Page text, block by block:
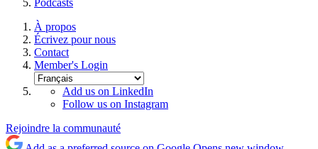
Podcasts
À propos
Écrivez pour nous
Contact
Member's Login
Add us on LinkedIn
Follow us on Instagram
Rejoindre la communauté